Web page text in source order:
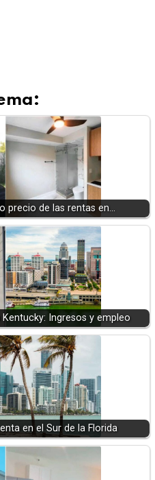
precio de las rentas en…
Ingresos y empleo
en el Sur de la Florida